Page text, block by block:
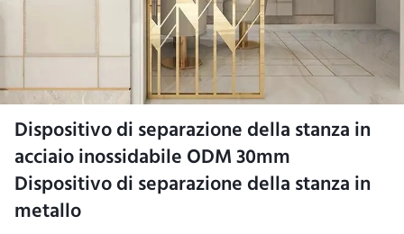
Dispositivo di separazione della stanza in
acciaio inossidabile ODM 30mm
Dispositivo di separazione della stanza in
metallo